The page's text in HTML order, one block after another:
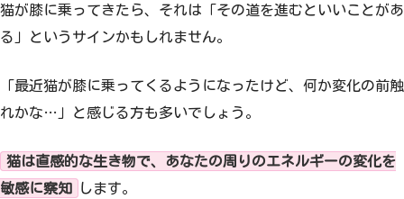
猫が膝に乗ってきたら、それは「その道を進むといいことがあ
る」というサインかもしれません。
「最近猫が膝に乗ってくるようになったけど、何か変化の前触
れかな…」と感じる方も多いでしょう。
猫は直感的な生き物で、あなたの周りのエネルギーの変化を
敏感に察知
します。